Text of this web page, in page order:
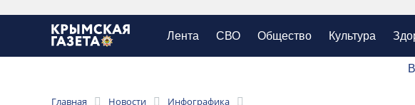
Лента СВО Общество Культура
Главная Новости Инфографика